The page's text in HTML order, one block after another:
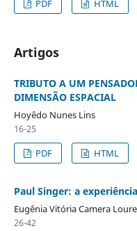
PDF
HTML
Artigos
TRIBUTO A UM
DIMENSÃO ESPACIAL
Hoyêdo Nunes Lins
16-25
PDF
HTML
Paul Singer: a
Eugênia Vitória Camera
26-42